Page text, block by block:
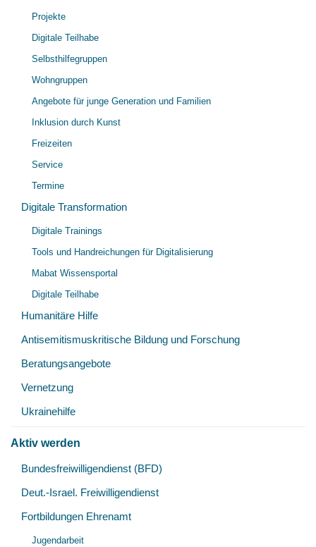
Projekte
Digitale Teilhabe
Selbsthilfegruppen
Wohngruppen
Angebote für junge Generation und Familien
Inklusion durch Kunst
Freizeiten
Service
Termine
Digitale Transformation
Digitale Trainings
Tools und Handreichungen für Digitalisierung
Mabat Wissensportal
Digitale Teilhabe
Humanitäre Hilfe
Antisemitismuskritische Bildung und Forschung
Beratungsangebote
Vernetzung
Ukrainehilfe
Aktiv werden
Bundesfreiwilligendienst (BFD)
Deut.-Israel. Freiwilligendienst
Fortbildungen Ehrenamt
Jugendarbeit